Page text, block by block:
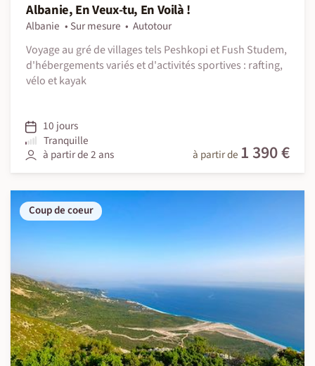
Albanie, En Veux-tu, En Voilà !
Albanie Sur mesure
Autotour
Voyage au gré de villages tels Peshkopi et Fush Studem,
d'hébergements variés et d'activités sportives : rafting,
vélo et kayak
10 jours
Tranquille
à partir de 2 ans
à partir de 1 390 €
Coup de coeur